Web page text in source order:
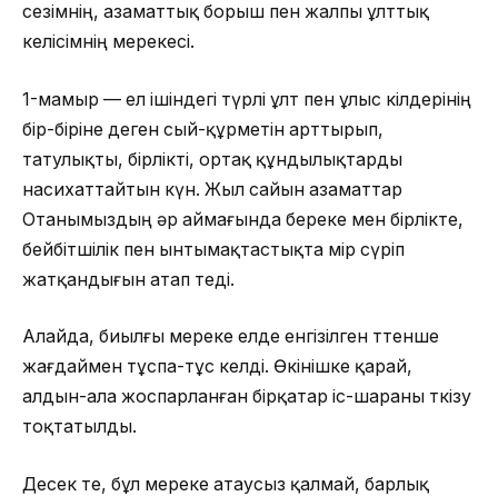
сезімнің, азаматтық борыш пен жалпы ұлттық
келісімнің мерекесі.
1-мамыр — ел ішiндегі түрлi ұлт пен ұлыс өкiлдерiнiң
бiр-бiріне деген сый-құрметiн арттырып,
татулықты, бiрлiкті, ортақ құндылықтарды
насихаттайтын күн. Жыл сайын азаматтар
Oтанымыздың әр аймағында береке мен бiрлiкте,
бейбiтшілік пен ынтымақтастықта өмір сүрiп
жатқандығын атап өтеді.
Алайда, биылғы мереке елде енгізілген төтенше
жағдаймен тұспа-тұс келді. Өкінішке қарай,
алдын-ала жоспарланған бірқатар іс-шараны өткізу
тоқтатылды.
Десек те, бұл мереке атаусыз қалмай, барлық